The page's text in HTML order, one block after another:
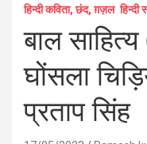
हिन्दी कविता, छंद, ग़ज़ल हिन्दी
बाल
घोंसला
प्रताप सिंह